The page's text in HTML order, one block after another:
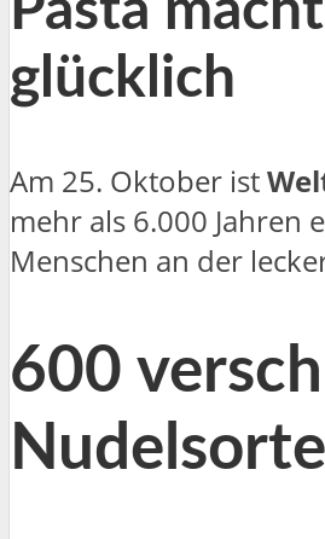
glücklich
Am 25. Oktober ist
mehr als 6.000 Jahren
Menschen an der
600